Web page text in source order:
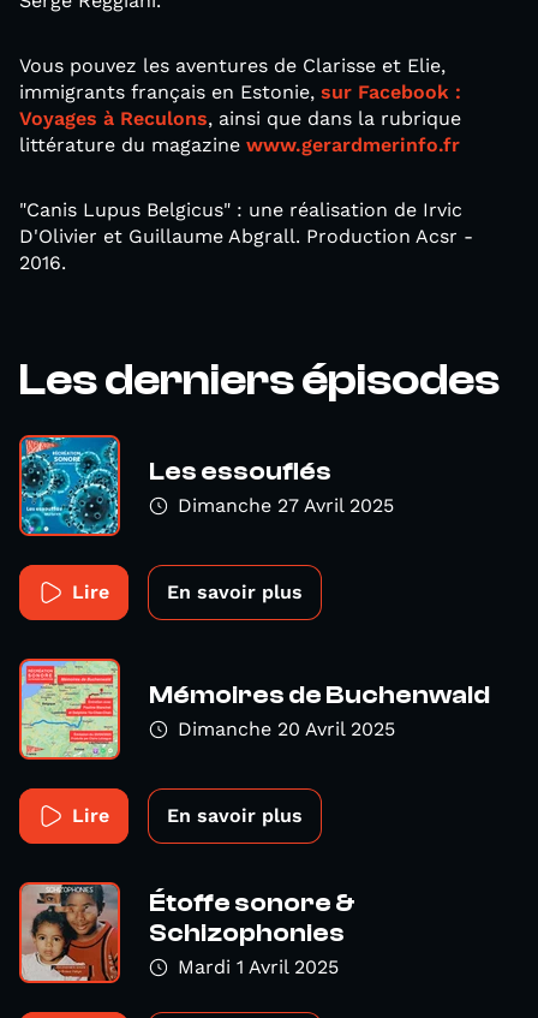
Vous pouvez les aventures de Clarisse et Elie,
immigrants français en Estonie, sur Facebook :
Voyages à Reculons, ainsi que dans la rubrique
littérature du magazine www.gerardmerinfo.fr
"Canis Lupus Belgicus" : une réalisation de Irvic
D'Olivier et Guillaume Abgrall. Production Acsr -
2016.
Les derniers épisodes
Les essouflés
Dimanche 27 Avril 2025
Lire En savoir plus
Mémoires de Buchenwald
Dimanche 20 Avril 2025
Lire En savoir plus
Étoffe sonore &
Schizophonies
Mardi 1 Avril 2025